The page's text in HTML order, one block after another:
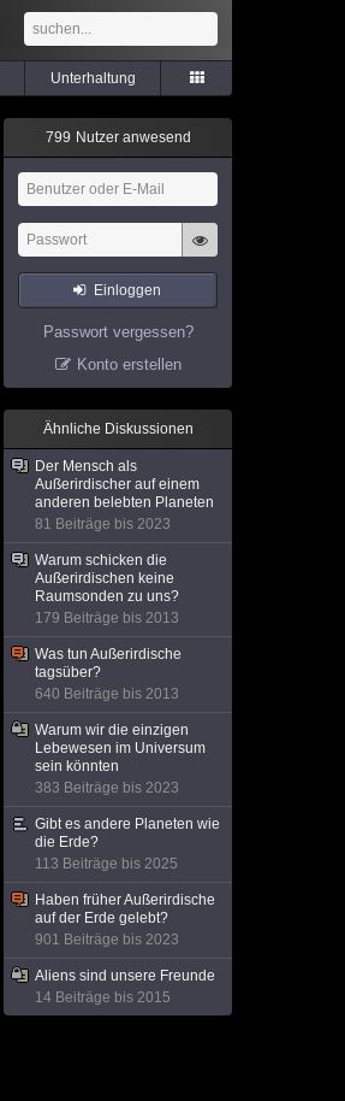
Unterhaltung
799 Nutzer anwesend
Einloggen
Passwort vergessen?
Konto erstellen
Ähnliche Diskussionen
Der Mensch als
Außerirdischer auf einem
anderen belebten Planeten
81 Beiträge bis 2023
Warum schicken die
Außerirdischen keine
Raumsonden zu uns?
179 Beiträge bis 2013
Was tun Außerirdische
tagsüber?
640 Beiträge bis 2013
Warum wir die einzigen
Lebewesen im Universum
sein könnten
383 Beiträge bis 2023
Gibt es andere Planeten wie
die Erde?
113 Beiträge bis 2025
Haben früher Außerirdische
auf der Erde gelebt?
901 Beiträge bis 2023
Aliens sind unsere Freunde
14 Beiträge bis 2015